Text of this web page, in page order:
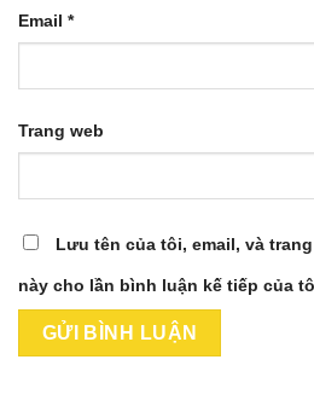
Email *
Trang web
Lưu tên của tôi, email, và
này cho lần bình luận kế tiếp của